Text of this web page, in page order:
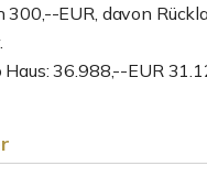
300,--EUR, davon
36.988,--EUR